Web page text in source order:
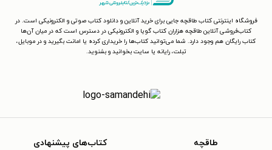
فروشگاه اینترنتی کتاب طاقچه جایی برای خرید آنلاین و دانلود کتاب صوتی و الکترونیکی است. در
کتاب‌فروشی آنلاین طاقچه هزاران کتاب گویا و الکترونیکی در دسترس است که در میان آن‌ها
کتاب رایگان هم وجود دارد. شما می‌توانید کتاب‌ها را خریداری کرده یا امانت بگیرید و در موبایل،
تبلت، رایانه یا سایت بخوانید و بشنوید.
طاقچه کتاب‌های پیشنهادی